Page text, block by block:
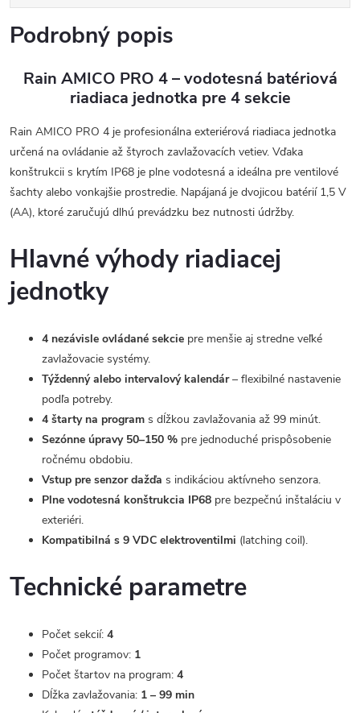
Podrobný popis
Rain AMICO PRO 4 – vodotesná batériová
riadiaca jednotka pre 4 sekcie
Rain AMICO PRO 4 je profesionálna exteriérová riadiaca jednotka
určená na ovládanie až štyroch zavlažovacích vetiev. Vďaka
konštrukcii s krytím IP68 je plne vodotesná a ideálna pre ventilové
šachty alebo vonkajšie prostredie. Napájaná je dvojicou batérií 1,5 V
(AA), ktoré zaručujú dlhú prevádzku bez nutnosti údržby.
Hlavné výhody riadiacej
jednotky
4 nezávisle ovládané sekcie pre menšie aj stredne veľké
zavlažovacie systémy.
Týždenný alebo intervalový kalendár– flexibilné nastavenie
podľa potreby.
4 štarty na program s dĺžkou zavlažovania až 99 minút.
Sezónne úpravy 50–150 % pre jednoduché prispôsobenie
ročnému obdobiu.
Vstup pre senzor dažďa s indikáciou aktívneho senzora.
Plne vodotesná konštrukcia IP68 pre bezpečnú inštaláciu v
exteriéri.
Kompatibilná s 9 VDC elektroventilmi (latching coil).
Technické parametre
Počet sekcií: 4
Počet programov: 1
Počet štartov na program: 4
Dĺžka zavlažovania: 1 – 99 min